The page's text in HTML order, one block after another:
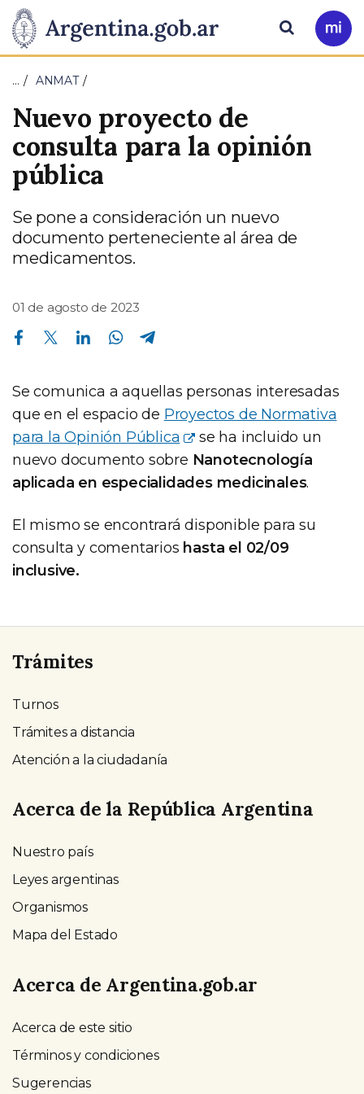
Presidencia
de
la
Nación
Pasar al contenido principal
Ir
a
Buscar
… ANMAT
Nuevo proyecto de
consulta para la opinión
pública
Se pone a consideración un nuevo
documento perteneciente al área de
medicamentos.
01 de agosto de 2023
Compartir en Facebook Compartir en Twitter Compartir en Linkedin Compartir en Whatsapp
Se comunica a aquellas personas interesadas
que en el espacio de Proyectos de Normativa
para la Opinión Pública
se ha incluido un
nuevo documento sobre Nanotecnología
aplicada en especialidades medicinales.
El mismo se encontrará disponible para su
consulta y comentarios hasta el 02/09
inclusive.
Trámites
Turnos
Trámites a distancia
Atención a la ciudadanía
Acerca de la República Argentina
Nuestro país
Leyes argentinas
Organismos
Mapa del Estado
Acerca de Argentina.gob.ar
Acerca de este sitio
Términos y condiciones
Sugerencias